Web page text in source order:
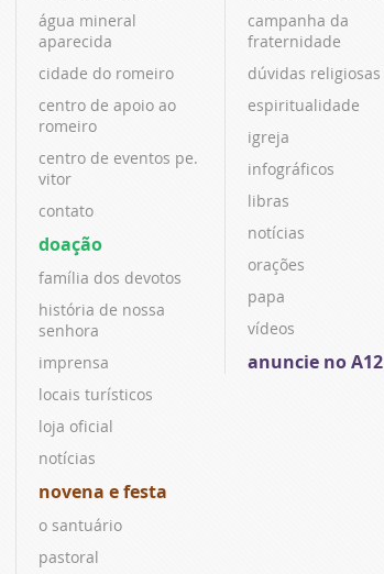
água mineral
aparecida
cidade do romeiro
centro de apoio ao
romeiro
centro de eventos pe.
vitor
contato
doação
família dos devotos
história de nossa
senhora
imprensa
locais turísticos
loja oficial
notícias
novena e festa
o santuário
pastoral
campanha da
fraternidade
dúvidas religiosas
espiritualidade
igreja
infográficos
libras
notícias
orações
papa
vídeos
anuncie no A12